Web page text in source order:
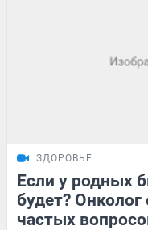
ЗДОРОВЬЕ
Если у родных
будет?
частых